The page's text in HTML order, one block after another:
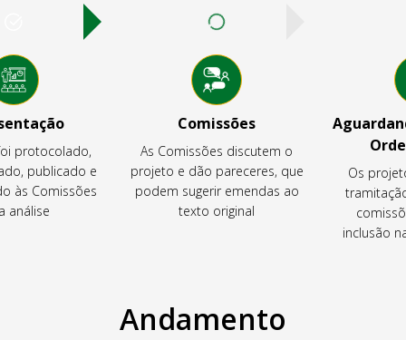
protocolado,
publicado e
às Comissões
análise
Comissões
As Comissões discutem o
projeto e dão pareceres, que
podem sugerir emendas ao
texto original
Os
inclusão
Andamento